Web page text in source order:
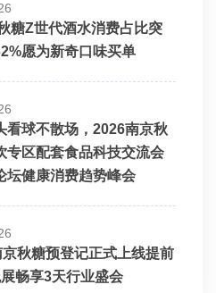
糖Z世代酒水消费占比突
愿为新奇口味买单
看球不散场，2026南京秋
专区配套食品科技交流会
坛健康消费趋势峰会
秋糖预登记正式上线提前
畅享3天行业盛会